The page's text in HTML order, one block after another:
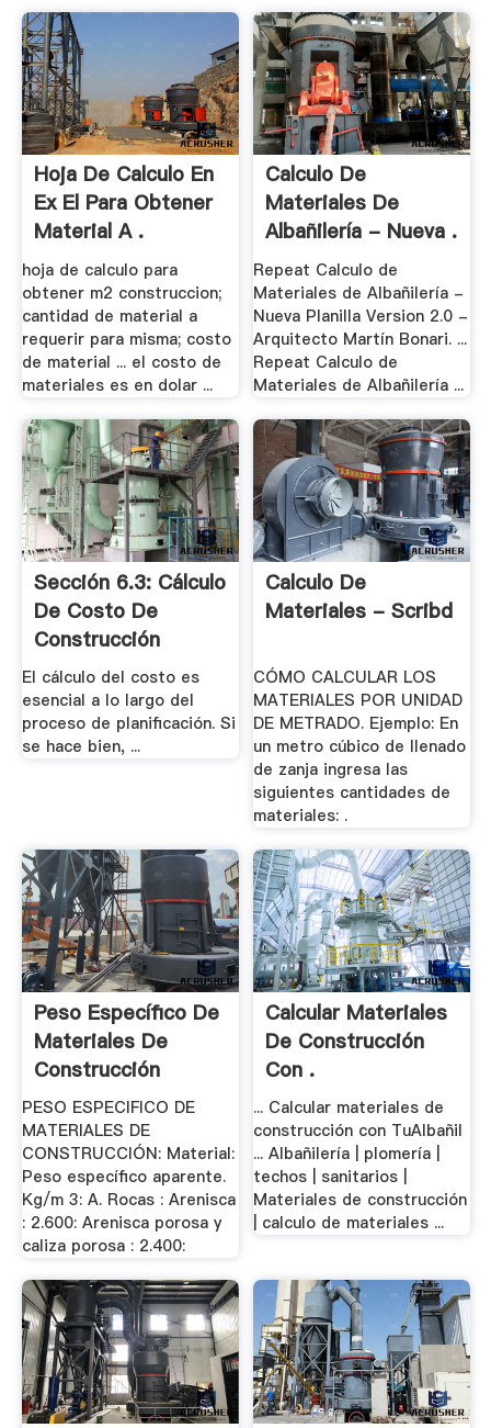
Hoja De Calculo En
Ex El Para Obtener
Material A .
hoja de calculo para
obtener m2 construccion;
cantidad de material a
requerir para misma; costo
de material ... el costo de
materiales es en dolar ...
Calculo De
Materiales De
Albañilería - Nueva .
Repeat Calculo de
Materiales de Albañilería -
Nueva Planilla Version 2.0 -
Arquitecto Martín Bonari. ...
Repeat Calculo de
Materiales de Albañilería ...
Sección 6.3: Cálculo
De Costo De
Construcción
El cálculo del costo es
esencial a lo largo del
proceso de planificación. Si
se hace bien, ...
Calculo De
Materiales - Scribd
CÓMO CALCULAR LOS
MATERIALES POR UNIDAD
DE METRADO. Ejemplo: En
un metro cúbico de llenado
de zanja ingresa las
siguientes cantidades de
materiales: .
Peso Específico De
Materiales De
Construcción
PESO ESPECIFICO DE
MATERIALES DE
CONSTRUCCIÓN: Material:
Peso específico aparente.
Kg/m 3: A. Rocas : Arenisca
: 2.600: Arenisca porosa y
caliza porosa : 2.400:
Calcular Materiales
De Construcción
Con .
... Calcular materiales de
construcción con TuAlbañil
... Albañilería | plomería |
techos | sanitarios |
Materiales de construcción
| calculo de materiales ...